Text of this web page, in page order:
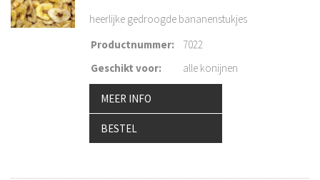
heerlijke gedroogde bananenstukjes
Productnummer:
7022
Geschikt voor: alle konijnen
MEER INFO
BESTEL